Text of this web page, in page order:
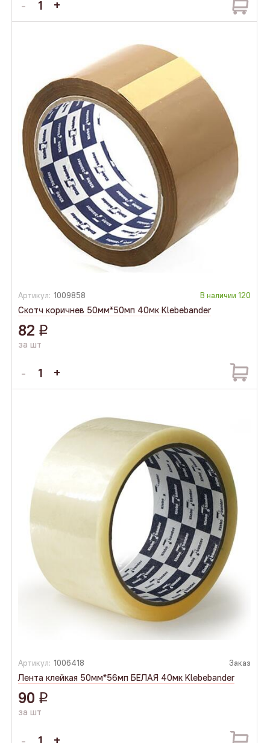
Артикул: 1009858 В наличии 120
Скотч коричнев 50мм*50мп 40мк Klebebander
82 q
за шт
Артикул: 1006418 Заказ
Лента клейкая 50мм*56мп БЕЛАЯ 40мк Klebebander
90 q
за шт